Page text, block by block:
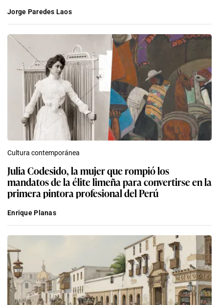
Jorge Paredes Laos
Cultura contemporánea
Julia Codesido, la mujer que rompió los
mandatos de la élite limeña para convertirse en la
primera pintora profesional del Perú
Enrique Planas